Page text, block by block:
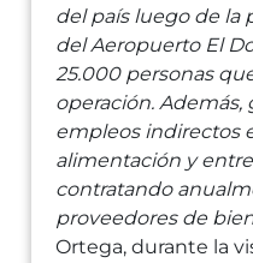
del país luego de la
del Aeropuerto El
25.000 personas
operación. Además,
empleos indirectos
alimentación y
contratando
proveedores de
Ortega, durante la